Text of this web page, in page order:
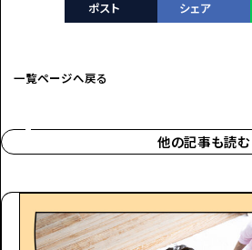
ポスト シェア
一覧ページへ戻る
他の記事も読む